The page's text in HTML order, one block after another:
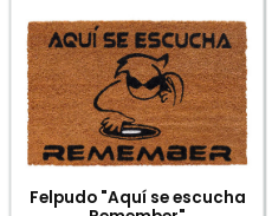
Felpudo "Aquí se escucha